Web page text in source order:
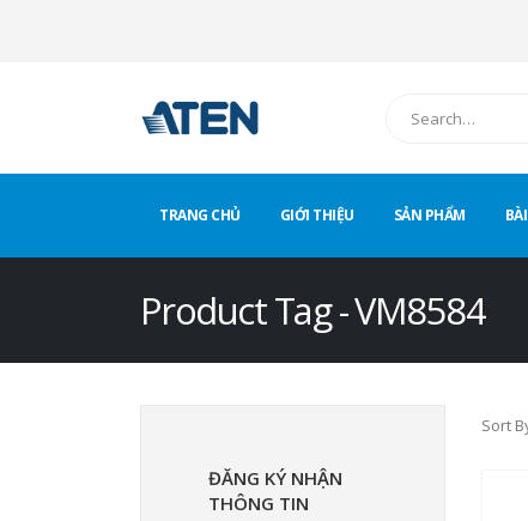
TRANG CHỦ GIỚI THIỆU SẢN PHẨM
Product Tag - VM8584
Sort
ĐĂNG KÝ NHẬN
THÔNG TIN